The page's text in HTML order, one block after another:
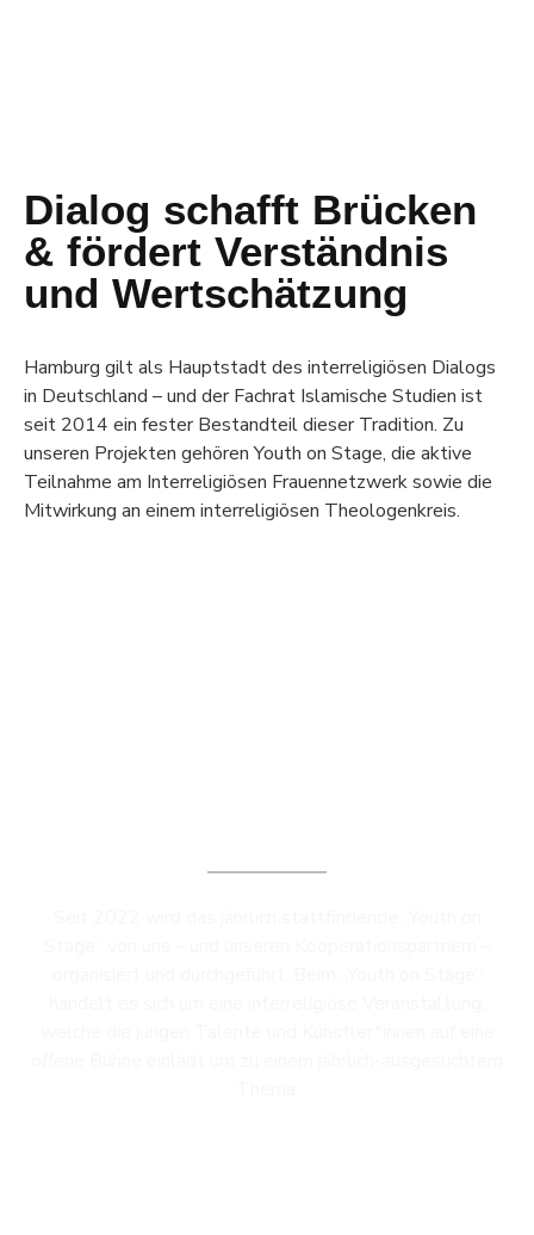
Dialog schafft Brücken
& fördert Verständnis
und Wertschätzung
Hamburg gilt als Hauptstadt des interreligiösen Dialogs
in Deutschland – und derFachrat Islamische Studien ist
seit 2014 ein fester Bestandteil dieser Tradition. Zu
unseren Projekten gehörenYouth on Stage, die aktive
Teilnahme am Interreligiösen Frauennetzwerk sowie die
Mitwirkung an einem interreligiösen Theologenkreis.
Youth on Stage